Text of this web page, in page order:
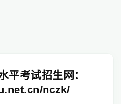
平考试招生网：
nczk/